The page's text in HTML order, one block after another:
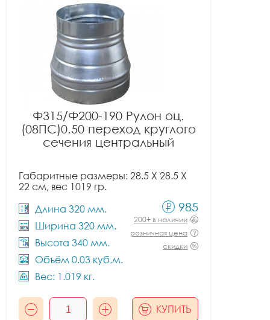
Ф315/Ф200-190 Рулон оц.
(08ПС)0.50 переход круглого
сечения центральный
Габаритные размеры: 28.5 X 28.5 X
22 см, вес 1019 гр.
Длина 320 мм.
Ширина 320 мм.
Высота 340 мм.
Объём 0.03 куб.м.
Вес: 1.019 кг.
985
200+ в наличии
розничная цена
скидки
КУПИТЬ